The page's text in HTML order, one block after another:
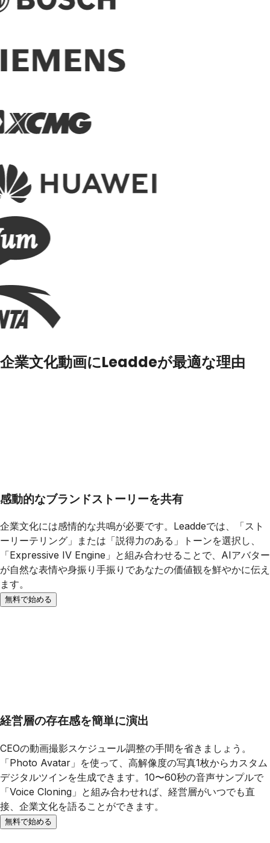
企業文化動画にLeaddeが最適な理由
感動的なブランドストーリーを共有
企業文化には感情的な共鳴が必要です。Leaddeでは、「スト
ーリーテリング」または「説得力のある」トーンを選択し、
「Expressive IV Engine」と組み合わせることで、AIアバター
が自然な表情や身振り手振りであなたの価値観を鮮やかに伝え
ます。
無料で始める
経営層の存在感を簡単に演出
CEOの動画撮影スケジュール調整の手間を省きましょう。
「Photo Avatar」を使って、高解像度の写真1枚からカスタム
デジタルツインを生成できます。10〜60秒の音声サンプルで
「Voice Cloning」と組み合わせれば、経営層がいつでも直
接、企業文化を語ることができます。
無料で始める